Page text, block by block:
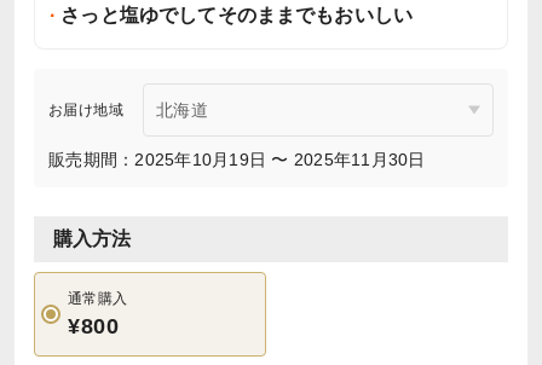
さっと塩ゆでしてそのままでもおいしい
お届け地域
販売期間：2025年10月19日 〜 2025年11月30日
購入方法
通常購入
¥800